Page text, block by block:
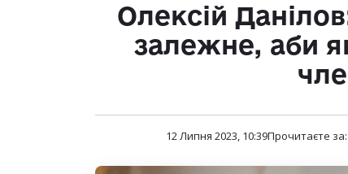
Олексій
залежне, аби
12 Липня 2023, 10:39Прочитаєте за: